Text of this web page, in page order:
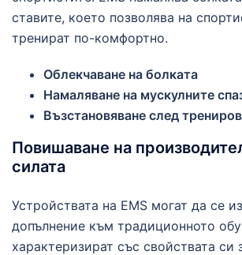
ставите, което позволява на
тренират по-комфортно.
Облекчаване на болката
Намаляване на мускулните
Възстановяване след
Повишаване на
силата
Устройствата на EMS могат да се
допълнение към традиционното
характеризират със свойствата си